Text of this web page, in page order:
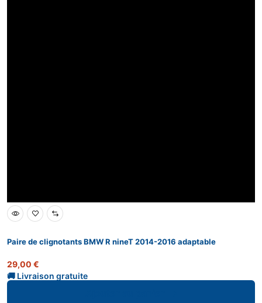
Paire de clignotants BMW R nineT 2014-2016 adaptable
29,00 €